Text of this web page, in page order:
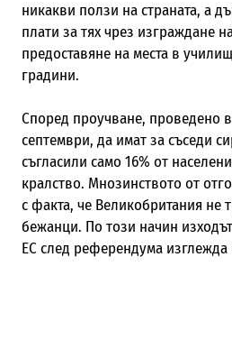
никакви ползи на страната, а
плати за тях чрез изграждане
предоставяне на места в
градини.
Според проучване, проведено
септември, да имат за съседи
съгласили само 16% от
кралство. Мнозинството от
с факта, че Великобритания не
бежанци. По този начин изходът
ЕСслед референдумаизглежда